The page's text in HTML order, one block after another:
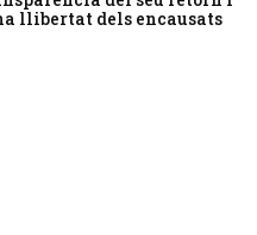
llibertat dels encausats